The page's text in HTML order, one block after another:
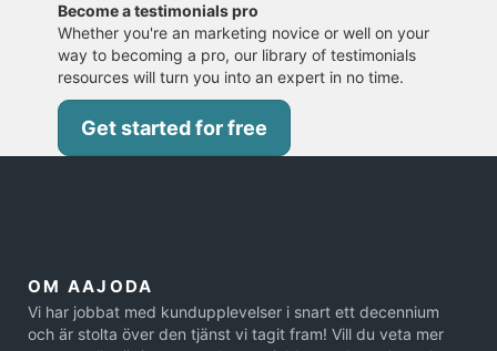
Become a testimonials pro
Whether you're an marketing novice or well on your
way to becoming a pro, our library of testimonials
resources will turn you into an expert in no time.
Get started for free
OM AAJODA
Vi har jobbat med kundupplevelser i snart ett decennium
och är stolta över den tjänst vi tagit fram! Vill du veta mer